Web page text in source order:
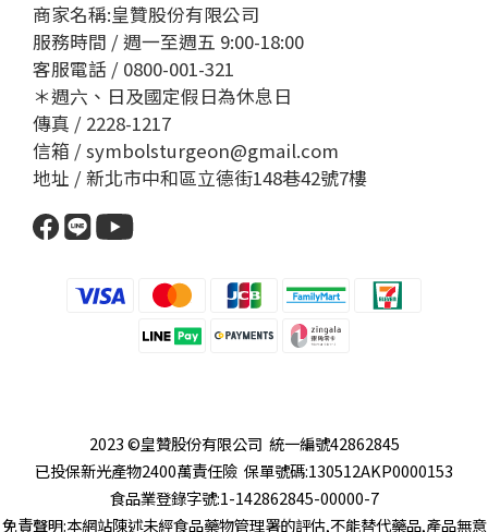
商家名稱:皇贊股份有限公司
服務時間 / 週一至週五 9:00-18:00
客服電話 / 0800-001-321
＊週六、日及國定假日為休息日
傳真 / 2228-1217
信箱 / symbolsturgeon@gmail.com
地址 / 新北市中和區立德街148巷42號7樓
2023 ©皇贊股份有限公司 統一編號42862845
已投保新光產物2400萬責任險 保單號碼:130512AKP0000153
食品業登錄字號:1-142862845-00000-7
免責聲明:本網站陳述未經食品藥物管理署的評估,不能替代藥品,產品無意